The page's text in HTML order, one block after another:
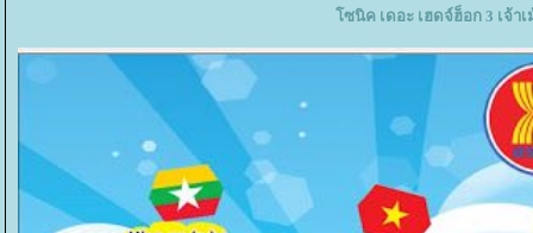
ซนิค เดอะ เฮดจ์ฮ็อก 3 เจ้า